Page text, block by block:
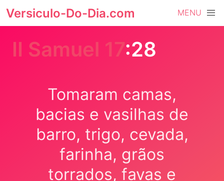
Versiculo-Do-Dia.com MENU
II Samuel 17:28
Tomaram camas,
bacias e vasilhas de
barro, trigo, cevada,
farinha, grãos
torrados, favas e